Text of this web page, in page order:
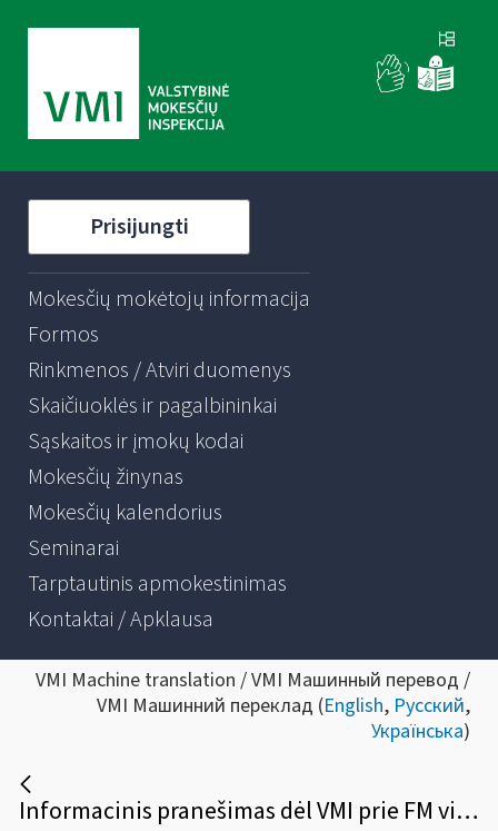
Prisijungti
Mokesčių mokėtojų informacija
Formos
Rinkmenos / Atviri duomenys
Skaičiuoklės ir pagalbininkai
Sąskaitos ir įmokų kodai
Mokesčių žinynas
Mokesčių kalendorius
Seminarai
Tarptautinis apmokestinimas
Kontaktai / Apklausa
VMI Machine translation / VMI Машинный перевод /
VMI Машинний переклад (English, Русский,
Українська)
Informacinis pranešimas dėl VMI prie FM viršininko 2022 m. gruodžio 23 d. įsakymo Nr. VA-95 „Dėl Informacijos apie platformose vykdomas veiklas teikimo Valstybinei mokesčių inspekcijai taisyklių patvirtinimo“